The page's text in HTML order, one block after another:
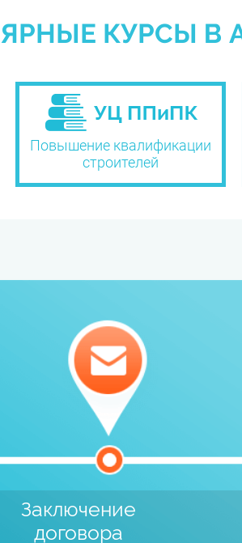
КУРСЫ В
Повышение квалификации
строителей
Заключение
договора